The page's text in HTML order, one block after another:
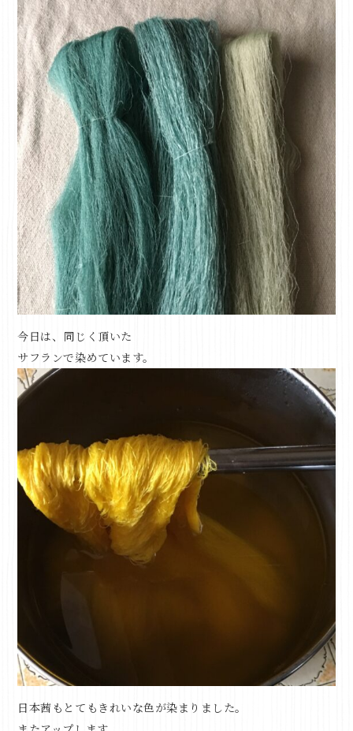
今日は、同じく頂いた
サフランで染めています。
日本茜もとてもきれいな色が染まりました。